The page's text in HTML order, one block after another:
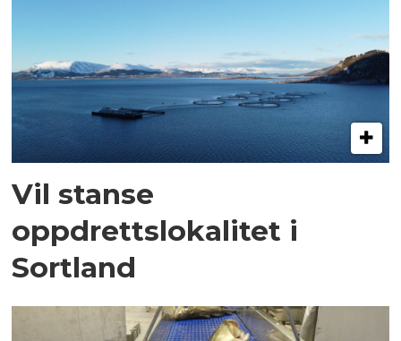
Vil stanse
oppdrettslokalitet i
Sortland